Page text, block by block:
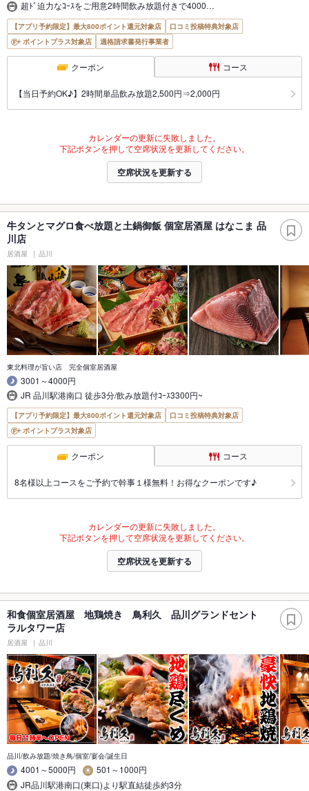
超ﾄﾞ迫力なｺｰｽをご用意2時間飲み放題付きで4000…
【アプリ予約限定】最大800ポイント還元対象店
口コミ投稿特典対象店
ポイントプラス対象店
適格請求書発行事業者
クーポン コース
【当日予約OK♪】2時間単品飲み放題2,500円⇒2,000円
カレンダーの更新に失敗しました。
下記ボタンを押して空席状況を更新してください。
空席状況を更新する
牛タンとマグロ食べ放題と土鍋御飯 個室居酒屋 はなこま 品
川店
居酒屋 品川
東北料理が旨い店 完全個室居酒屋
3001～4000円
JR 品川駅港南口 徒歩3分/飲み放題付ｺｰｽ3300円~
【アプリ予約限定】最大800ポイント還元対象店
口コミ投稿特典対象店
ポイントプラス対象店
クーポン コース
8名様以上コースをご予約で幹事１様無料！お得なクーポンです♪
カレンダーの更新に失敗しました。
下記ボタンを押して空席状況を更新してください。
空席状況を更新する
和食個室居酒屋 地鶏焼き 鳥利久 品川グランドセント
ラルタワー店
居酒屋 品川
品川/飲み放題/焼き鳥/個室/宴会/誕生日
4001～5000円
501～1000円
JR品川駅港南口(東口)より駅直結徒歩約3分